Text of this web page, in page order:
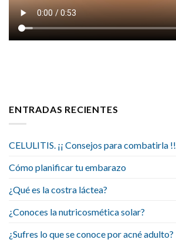
ENTRADAS RECIENTES
CELULITIS. ¡¡ Consejos para combatirla !!
Cómo planificar tu embarazo
¿Qué es la costra láctea?
¿Conoces la nutricosmética solar?
¿Sufres lo que se conoce por acné adulto?